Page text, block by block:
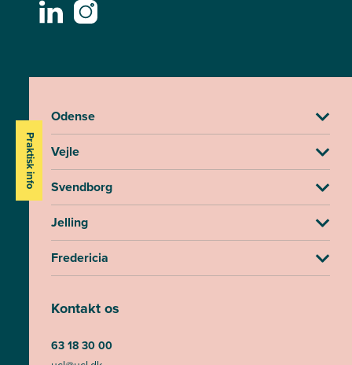
Praktisk info
Odense
Vejle
Svendborg
Jelling
Fredericia
Kontakt os
63 18 30 00